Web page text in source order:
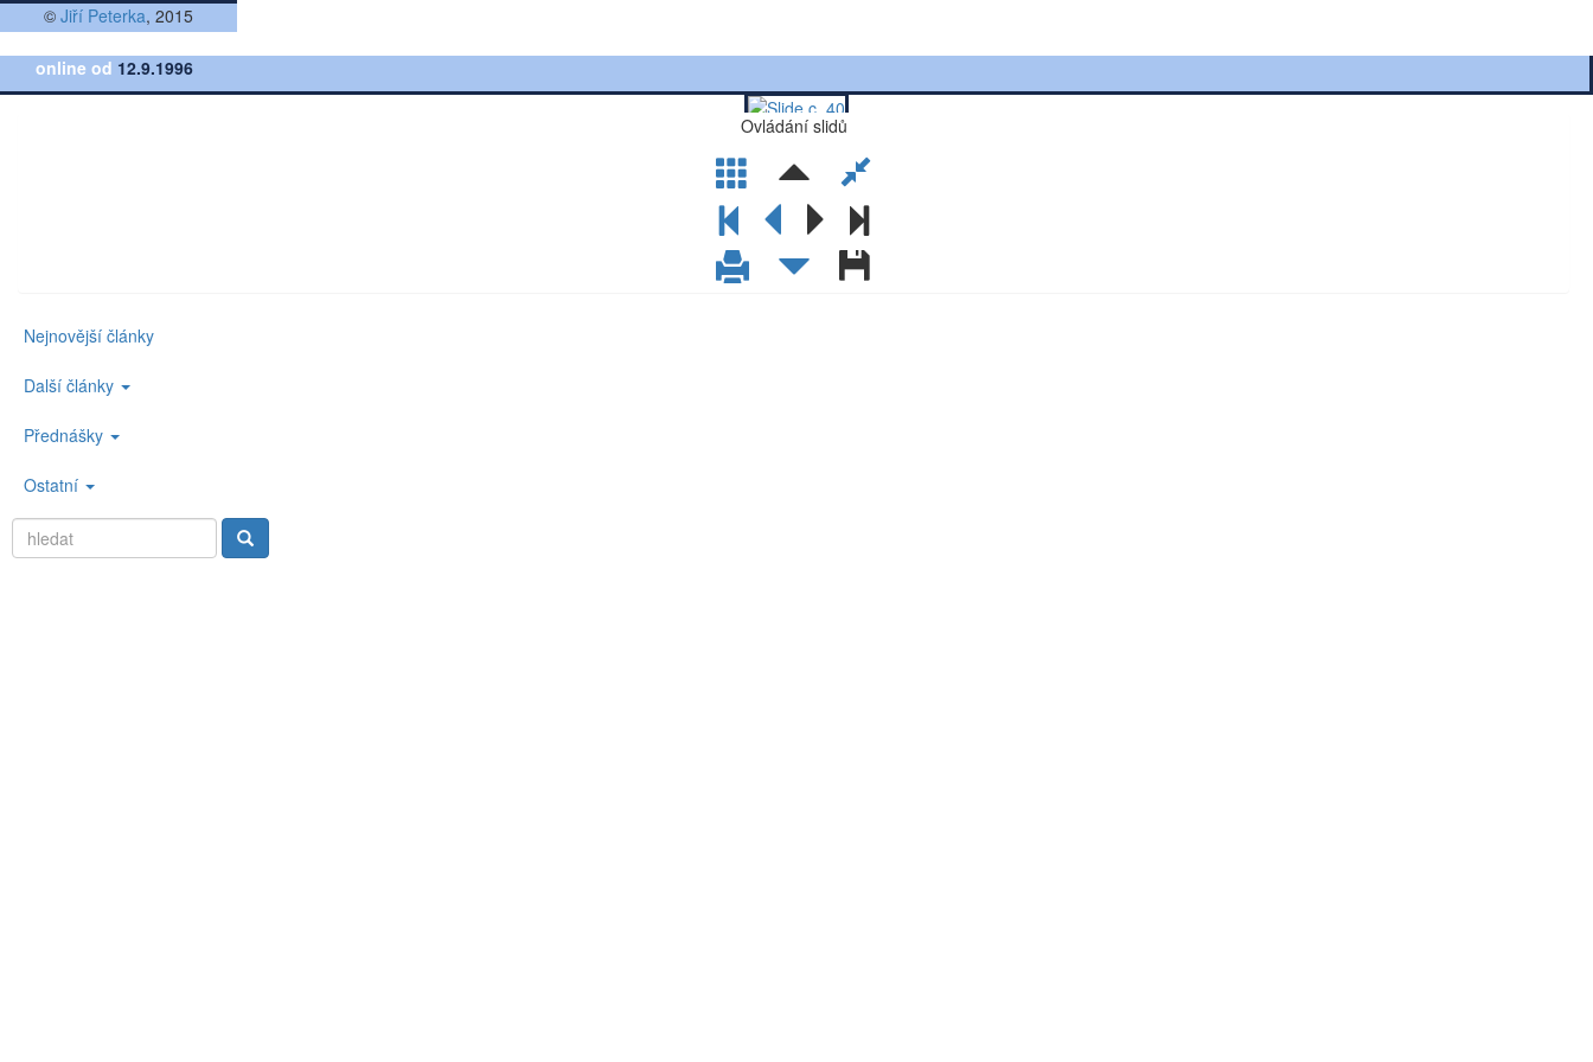
© Jiří Peterka, 2015
online od 12.9.1996
Ovládání slidů
Nejnovější články
Další články
Přednášky
Ostatní